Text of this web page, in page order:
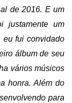
de 2016. E um
justamente um
eu fui convidado
álbum de seu
vários músicos
honra. Além do
para